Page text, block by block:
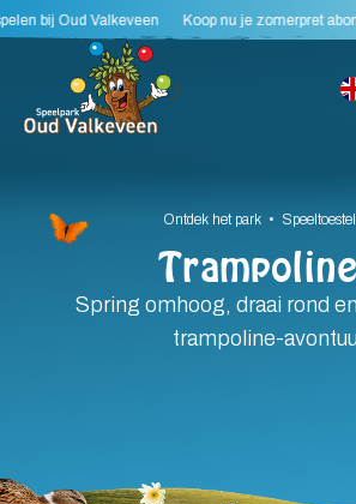
bij Oud Valkeveen Koop nu je zomerpret
Ontdek het park •
Spring omhoog, draai rond
trampoline-